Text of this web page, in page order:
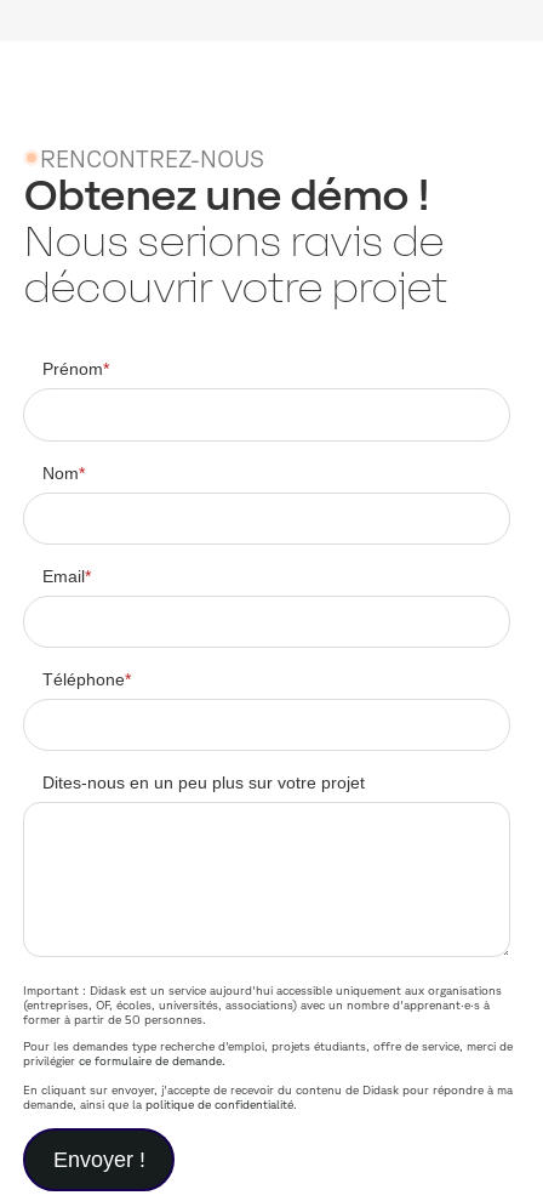
RENCONTREZ-NOUS
Obtenez une démo !
Nous serions ravis de
découvrir votre projet
Prénom*
Nom*
Email*
Téléphone*
Dites-nous en un peu plus sur votre projet
Important : Didask est un service aujourd'hui accessible uniquement aux organisations
(entreprises, OF, écoles, universités, associations) avec un nombre d'apprenant·e·s à
former à partir de 50 personnes.
Pour les demandes type recherche d'emploi, projets étudiants, offre de service, merci de
privilégierce formulaire de demande.
En cliquant sur envoyer, j'accepte de recevoir du contenu de Didask pour répondre à ma
demande, ainsi que lapolitique de confidentialité.